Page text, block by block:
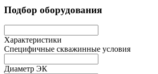
Подбор оборудования
Характеристики
Специфичные скважинные условия
Диаметр ЭК